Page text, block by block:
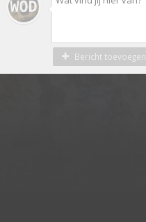
Bericht toevoegen